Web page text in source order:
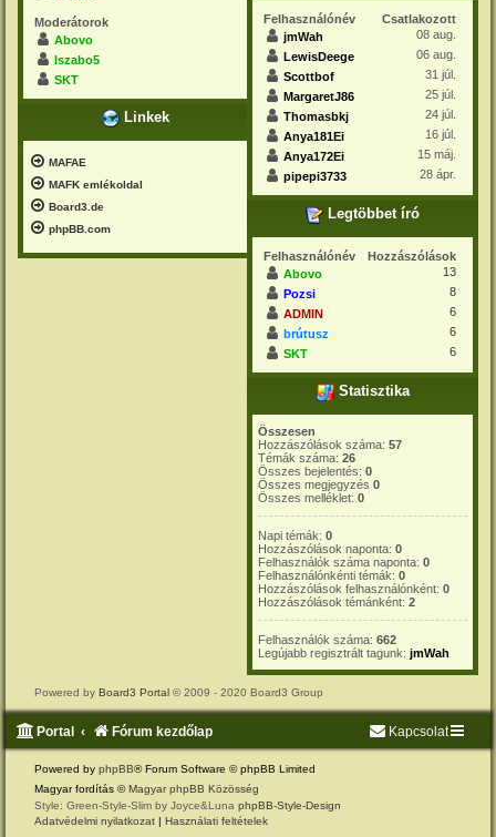
Moderátorok
Abovo
lszabo5
SKT
Linkek
MAFAE
MAFK emlékoldal
Board3.de
phpBB.com
Felhasználónév
Csatlakozott
jmWah
08 aug.
LewisDeege
06 aug.
Scottbof
31 júl.
MargaretJ86
25 júl.
Thomasbkj
24 júl.
Anya181Ei
16 júl.
Anya172Ei
15 máj.
pipepi3733
28 ápr.
Legtöbbet író
Felhasználónév
Hozzászólások
Abovo
13
Pozsi
8
ADMIN
6
brútusz
6
SKT
6
Statisztika
Összesen
Hozzászólások száma:57
Témák száma:26
Összes bejelentés:0
Összes megjegyzés0
Összes melléklet:0
Napi témák:0
Hozzászólások naponta:0
Felhasználók száma naponta:0
Felhasználónkénti témák:0
Hozzászólások felhasználónként:0
Hozzászólások témánként:2
Felhasználók száma:662
Legújabb regisztrált tagunk:jmWah
Powered by Board3 Portal © 2009 - 2020 Board3 Group
Portal Fórum kezdőlap Kapcsolat
Powered by phpBB® Forum Software © phpBB Limited
Magyar fordítás © Magyar phpBB Közösség
Style: Green-Style-Slim by Joyce&Luna phpBB-Style-Design
Adatvédelmi nyilatkozat
Használati feltételek